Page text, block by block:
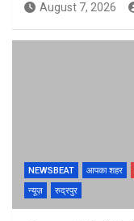
August 7, 2026
NEWSBEAT आपका शहर
न्यूज़
रुद्रपुर